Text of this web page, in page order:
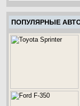
ПОПУЛЯРНЫЕ